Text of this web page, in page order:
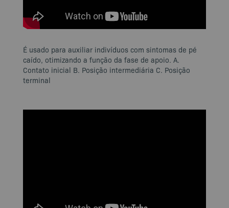
É usado para auxiliar indivíduos com sintomas de pé
caído, otimizando a função da fase de apoio. A.
Contato inicial B. Posição intermediária C. Posição
terminal​​